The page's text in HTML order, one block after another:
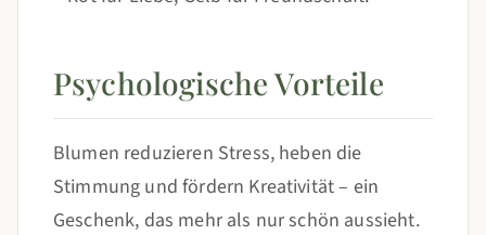
Psychologische Vorteile
Blumen reduzieren Stress, heben die
Stimmung und fördern Kreativität – ein
Geschenk, das mehr als nur schön aussieht.